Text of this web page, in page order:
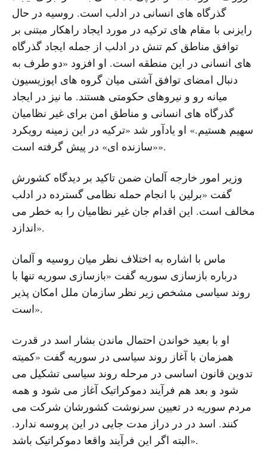
گذرگاه های انسانی در ادلب است. روسیه در حال
رایزنی با مقام های ترکیه در مورد ایجاد راهکار مبتنی بر
توافق مناطق کم تنش در ادلب از جمله ایجاد گذرگاه
های انسانی در این منطقه است. او افزود «دو طرف به
دنبال امضای توافق آشتی میان گروه های اپوزیسیون
میانه رو و نیروهای حکومتی هستند. ما نیز در ایجاد
گذرگاه های انسانی و مناطق امن برای غیر نظامیان
سهیم هستیم.» او یادآور شد «ترکیه در این زمینه رویکرد
«سازنده ای» در پیش گرفته است».
وزیر امور خارجه آلمان ضمن تاکید بر دیدگاه کشورش
گفت «برلین با انجام حمله نظامی گسترده در ادلب
مخالف است. این اقدام جان غیر نظامیان را به خطر می
اندازد».
ماس با اشاره به اختلاف نظر میان روسیه و آلمان
درباره بازسازی سوریه گفت «بازسازی سوریه تنها با
روند سیاسی مشخص زیر نظر سازمان ملل امکان پذیر
است».
او با بعید خواندن احتمال ماندن بشار اسد در قدرت
همزمان با آغاز روند سیاسی در سوریه گفت «کمیته
تدوین قانون اساسی در مرحله روند سیاسی تشکیل می
شود و بعد هم فرآیند دموکراتیک آغاز می شود و همه
مردم سوریه در تعیین سرنوشت کشورشان شرکت می
کنند. اسد در در دراز مدت جایی در این پروسه ندارد.
البته اگر این فرآیند واقعا دموکراتیک باشد».